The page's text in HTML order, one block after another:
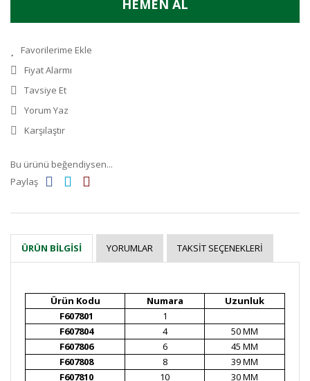
HEMEN AL
Fiyat Alarmı
Tavsiye Et
Yorum Yaz
Karşılaştır
Bu ürünü beğendiysen...
Paylaş
ÜRÜN BILGISI YORUMLAR TAKSIT SEÇENEKLERI
Ürün Kodu Numara
Uzunluk
F607801
1
F607804
4
50 MM
F607806
6
45 MM
F607808
8
39 MM
F607810
10
30 MM